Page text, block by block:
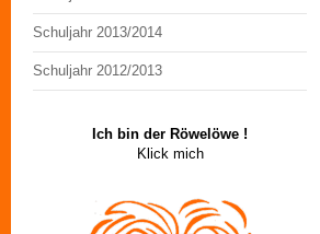
Schuljahr 2013/2014
Schuljahr 2012/2013
Ich bin der Röwelöwe !
Klick mich